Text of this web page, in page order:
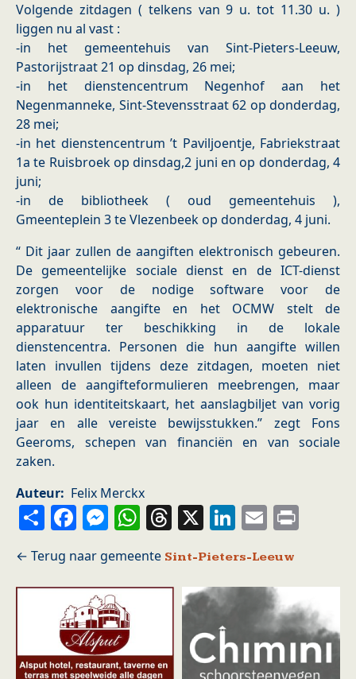
Volgende zitdagen ( telkens van 9 u. tot 11.30 u. )
liggen nu al vast :
-in het gemeentehuis van Sint-Pieters-Leeuw,
Pastorijstraat 21 op dinsdag, 26 mei;
-in het dienstencentrum Negenhof aan het
Negenmanneke, Sint-Stevensstraat 62 op donderdag,
28 mei;
-in het dienstencentrum ’t Paviljoentje, Fabriekstraat
1a te Ruisbroek op dinsdag,2 juni en op donderdag, 4
juni;
-in de bibliotheek ( oud gemeentehuis ),
Gmeenteplein 3 te Vlezenbeek op donderdag, 4 juni.
“ Dit jaar zullen de aangiften elektronisch gebeuren.
De gemeentelijke sociale dienst en de ICT-dienst
zorgen voor de nodige software voor de
elektronische aangifte en het OCMW stelt de
apparatuur ter beschikking in de lokale
dienstencentra. Personen die hun aangifte willen
laten invullen tijdens deze zitdagen, moeten niet
alleen de aangifteformulieren meebrengen, maar
ook hun identiteitskaart, het aanslagbiljet van vorig
jaar en alle vereiste bewijsstukken.” zegt Fons
Geeroms, schepen van financiën en van sociale
zaken.
Auteur
Felix Merckx
ShareFacebook
Messenger
WhatsApp
Threads
X LinkedIn
Email
Sint-Pieters-Leeuw